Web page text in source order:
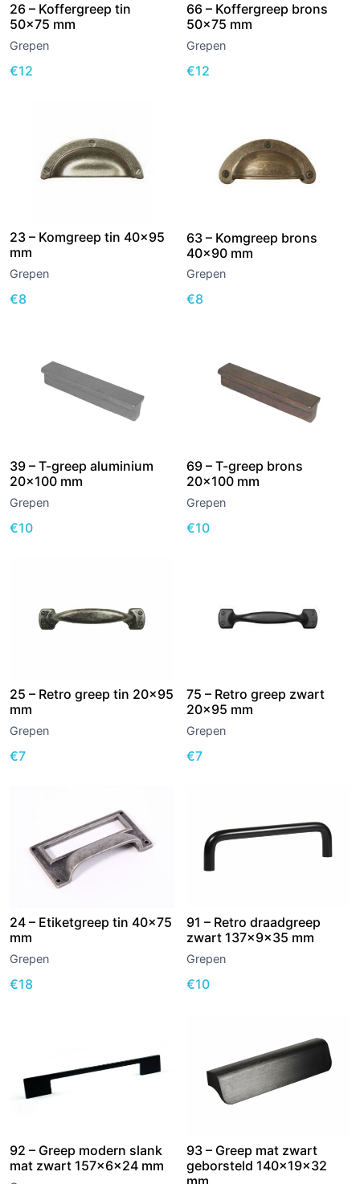
26 – Koffergreep tin
50×75 mm
Grepen
€12
66 – Koffergreep brons
50×75 mm
Grepen
€12
23 – Komgreep tin 40×95
mm
Grepen
€8
63 – Komgreep brons
40×90 mm
Grepen
€8
39 – T-greep aluminium
20×100 mm
Grepen
€10
69 – T-greep brons
20×100 mm
Grepen
€10
25 – Retro greep tin 20×95
mm
Grepen
€7
75 – Retro greep zwart
20×95 mm
Grepen
€7
24 – Etiketgreep tin 40×75
mm
Grepen
€18
91 – Retro draadgreep
zwart 137x9x35 mm
Grepen
€10
92 – Greep modern slank
mat zwart 157x6x24 mm
93 – Greep mat zwart
geborsteld 140x19x32